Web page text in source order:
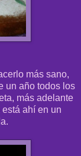
más sano,
un año todos los
más adelante
ahí en un